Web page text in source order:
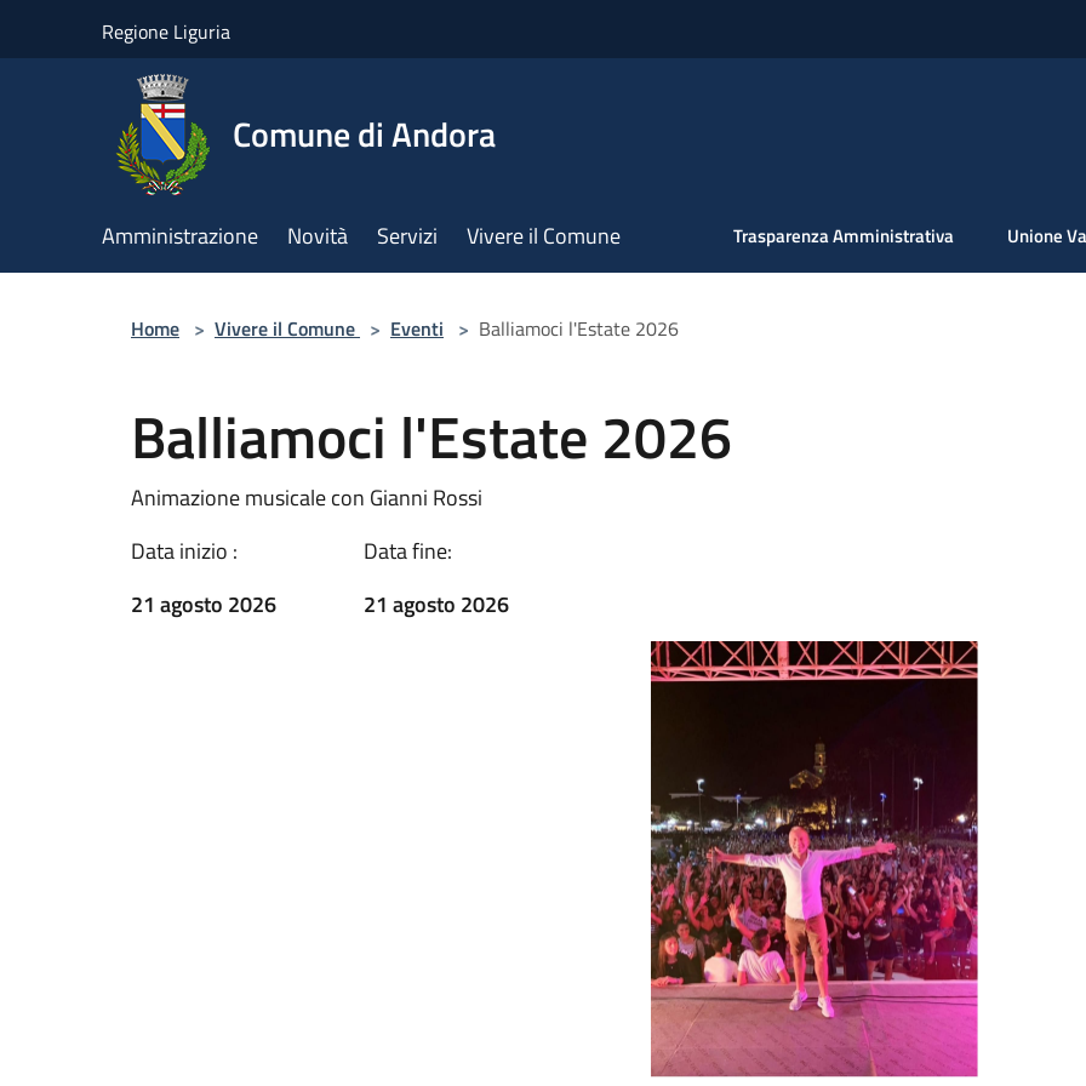
Regione Liguria
Comune di Andora
Amministrazione Novità Servizi Vivere il Comune Trasparenza Amministrativa Unione
Home > Vivere il Comune > Eventi > Balliamoci l'Estate 2026
Balliamoci l'Estate 2026
Animazione musicale con Gianni Rossi
Data inizio :
21 agosto 2026
Data fine:
21 agosto 2026